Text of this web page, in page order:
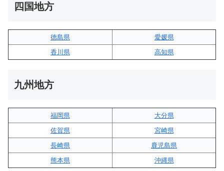
四国地方
徳島県
愛媛県
香川県
高知県
九州地方
福岡県
大分県
佐賀県
宮崎県
長崎県
鹿児島県
熊本県
沖縄県